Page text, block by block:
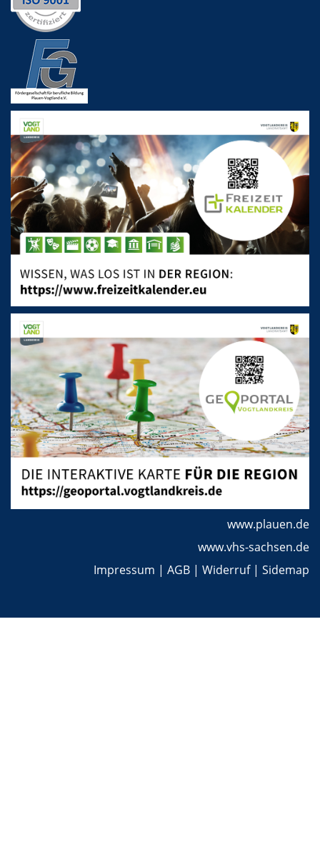
www.plauen.de
www.vhs-sachsen.de
Impressum | AGB | Widerruf| Sidemap